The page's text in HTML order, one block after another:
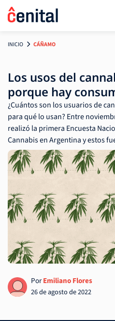
INICIO CÁÑAMO
Los usos del
porque hay
¿Cuántos son los usuarios de
para qué lo usan? Entre
realizó la primera Encuesta
Cannabis en Argentina y estos
PorEmiliano Flores
26 de agosto de 2022